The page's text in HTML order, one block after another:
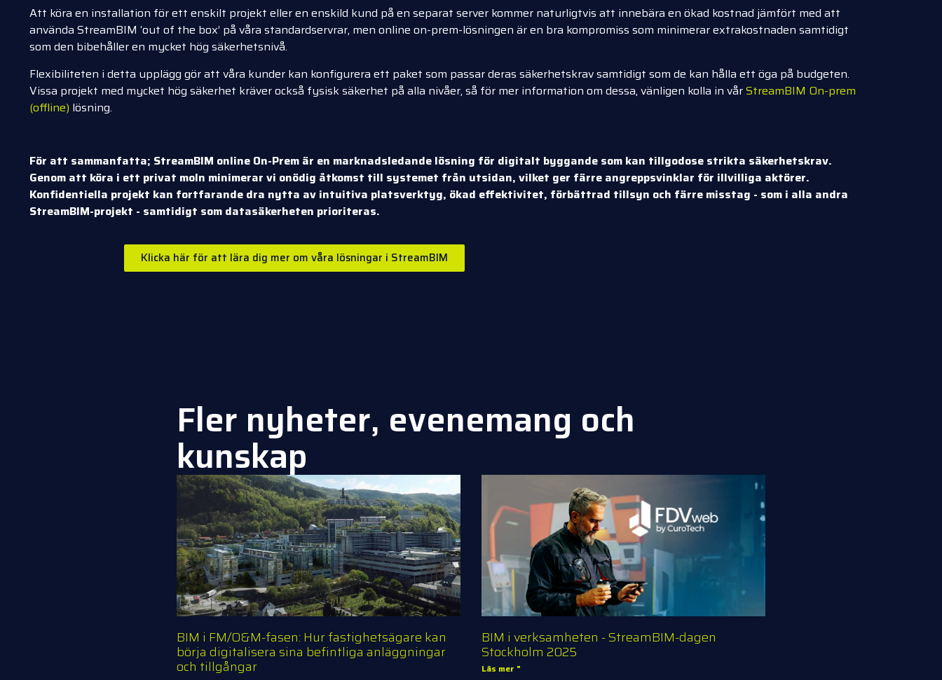
Att köra en installation för ett enskilt projekt eller en enskild kund på en separat server kommer naturligtvis att innebära en ökad kostnad jämfört med att
använda StreamBIM ‘out of the box’ på våra standardservrar, men online on-prem-lösningen är en bra kompromiss som minimerar extrakostnaden samtidigt
som den bibehåller en mycket hög säkerhetsnivå.
Flexibiliteten i detta upplägg gör att våra kunder kan konfigurera ett paket som passar deras säkerhetskrav samtidigt som de kan hålla ett öga på budgeten.
Vissa projekt med mycket hög säkerhet kräver också fysisk säkerhet på alla nivåer, så för mer information om dessa, vänligen kolla in vårStreamBIM On-prem
(offline) lösning.
För att sammanfatta; StreamBIM online On-Prem är en marknadsledande lösning för digitalt byggande som kan tillgodose strikta säkerhetskrav.
Genom att köra i ett privat moln minimerar vi onödig åtkomst till systemet från utsidan, vilket ger färre angreppsvinklar för illvilliga aktörer.
Konfidentiella projekt kan fortfarande dra nytta av intuitiva platsverktyg, ökad effektivitet, förbättrad tillsyn och färre misstag - som i alla andra
StreamBIM-projekt - samtidigt som datasäkerheten prioriteras.
Klicka här för att lära dig mer om våra lösningar i StreamBIM
Fler nyheter, evenemang och
kunskap
BIM i FM/O&M-fasen: Hur fastighetsägare kan
börja digitalisera sina befintliga anläggningar
och tillgångar
BIM i verksamheten - StreamBIM-dagen
Stockholm 2025
Läs mer "